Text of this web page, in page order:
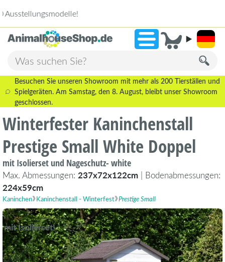
»2.238 Bewertungen!
Besuchen Sie unseren Showroom mit mehr als 200 Tierställen und
Spielgeräten. Am Samstag, den 8. August, bleibt unser Showroom
geschlossen.
Winterfester Kaninchenstall
Prestige Small White Doppel
mit Isolierset und Nageschutz- white
Max. Abmessungen: 237x72x122cm | Bodenabmessungen:
224x59cm
Kaninchen Kaninchenstall - Winterfest Prestige Small
mit Isolierset!